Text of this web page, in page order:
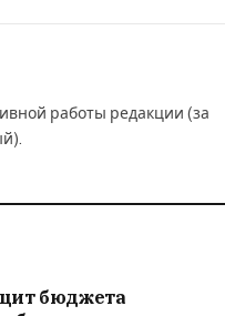
работы редакции (за
бюджета